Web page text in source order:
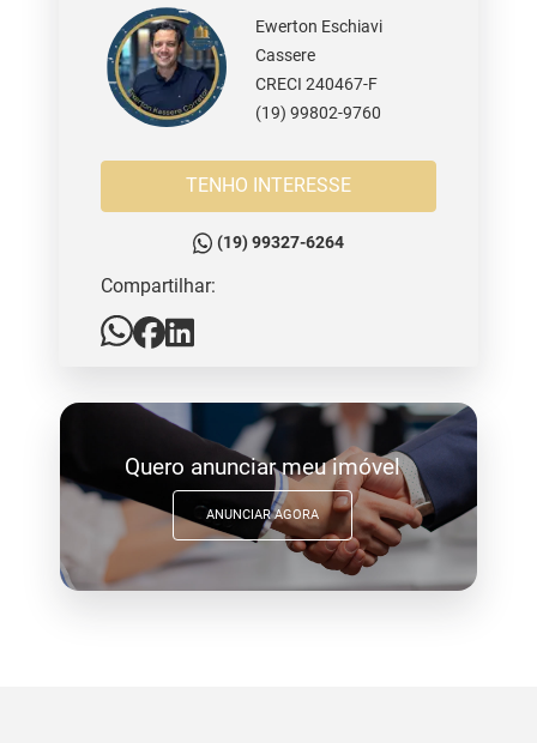
Ewerton Eschiavi
Cassere
CRECI 240467-F
(19) 99802-9760
TENHO INTERESSE
(19) 99327-6264
Compartilhar:
Quero anunciar meu imóvel
ANUNCIAR AGORA